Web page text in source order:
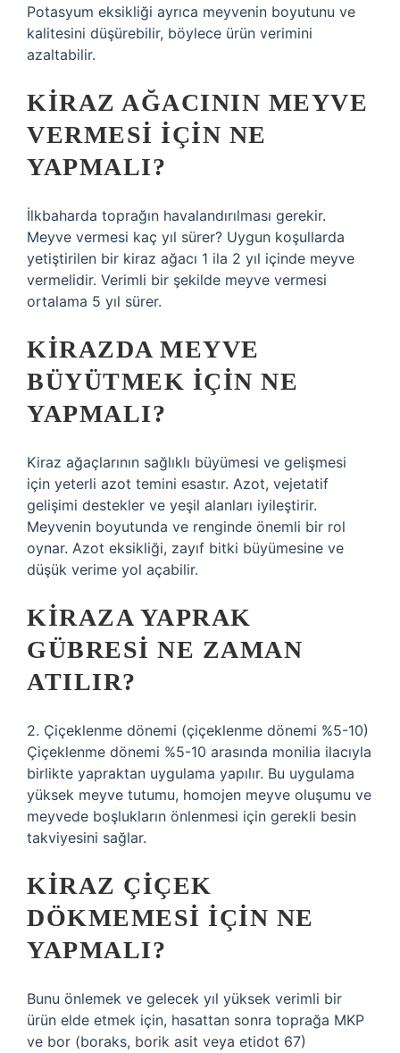
Potasyum eksikliği ayrıca meyvenin boyutunu ve
kalitesini düşürebilir, böylece ürün verimini
azaltabilir.
KIRAZ AĞACININ MEYVE
VERMESI IÇIN NE
YAPMALI?
İlkbaharda toprağın havalandırılması gerekir.
Meyve vermesi kaç yıl sürer? Uygun koşullarda
yetiştirilen bir kiraz ağacı 1 ila 2 yıl içinde meyve
vermelidir. Verimli bir şekilde meyve vermesi
ortalama 5 yıl sürer.
KIRAZDA MEYVE
BÜYÜTMEK IÇIN NE
YAPMALI?
Kiraz ağaçlarının sağlıklı büyümesi ve gelişmesi
için yeterli azot temini esastır. Azot, vejetatif
gelişimi destekler ve yeşil alanları iyileştirir.
Meyvenin boyutunda ve renginde önemli bir rol
oynar. Azot eksikliği, zayıf bitki büyümesine ve
düşük verime yol açabilir.
KIRAZA YAPRAK
GÜBRESI NE ZAMAN
ATILIR?
2. Çiçeklenme dönemi (çiçeklenme dönemi %5-10)
Çiçeklenme dönemi %5-10 arasında monilia ilacıyla
birlikte yapraktan uygulama yapılır. Bu uygulama
yüksek meyve tutumu, homojen meyve oluşumu ve
meyvede boşlukların önlenmesi için gerekli besin
takviyesini sağlar.
KIRAZ ÇIÇEK
DÖKMEMESI IÇIN NE
YAPMALI?
Bunu önlemek ve gelecek yıl yüksek verimli bir
ürün elde etmek için, hasattan sonra toprağa MKP
ve bor (boraks, borik asit veya etidot 67)